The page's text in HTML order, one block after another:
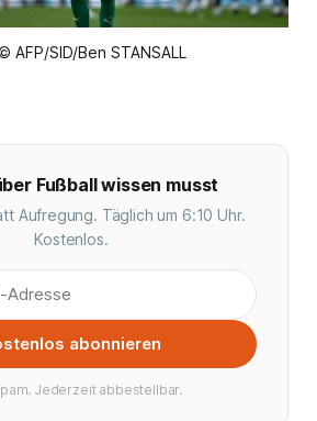
AFP/SID/Ben STANSALL
Fußball wissen musst
Aufregung. Täglich um 6:10 Uhr.
Kostenlos.
abonnieren
Jederzeit abbestellbar.